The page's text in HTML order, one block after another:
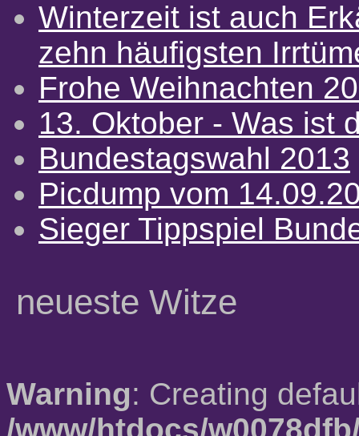
Winterzeit ist auch
zehn häufigsten
Frohe Weihnachten
13. Oktober - Was ist
Bundestagswahl 2013
Picdump vom
Sieger Tippspiel
neueste Witze
Warning: Creating